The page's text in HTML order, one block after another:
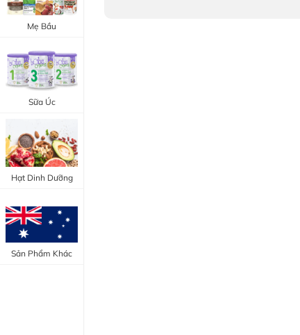
Mẹ Bầu
Sữa Úc
Hạt Dinh Dưỡng
Sản Phẩm Khác